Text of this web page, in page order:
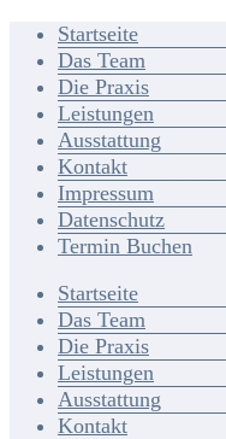
Startseite
Das Team
Die Praxis
Leistungen
Ausstattung
Kontakt
Impressum
Datenschutz
Termin Buchen
Startseite
Das Team
Die Praxis
Leistungen
Ausstattung
Kontakt